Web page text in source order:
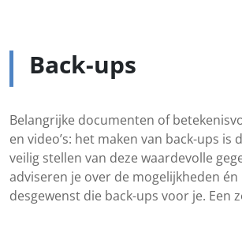
Back-ups
Belangrijke documenten of
en video’s: het maken van back-ups is
veilig stellen van deze waardevolle
adviseren je over de mogelijkheden én
desgewenst die back-ups voor je. Een